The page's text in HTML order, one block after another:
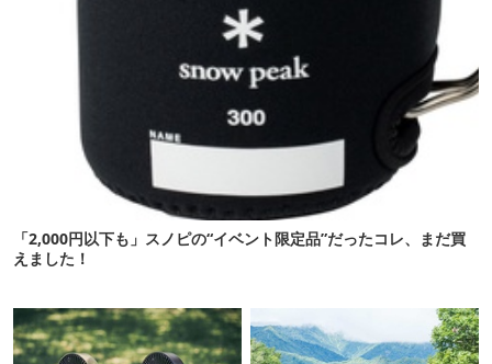
「2,000円以下も」スノピの“イベント限定品”だったコレ、まだ買
えました！